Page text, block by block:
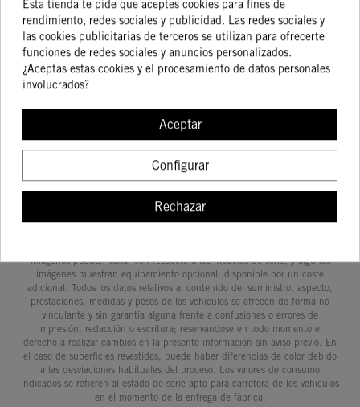
De
Embrague
Y Maneta
De Freno
78,65 €
66,85 €
De
Embrague
Y Maneta
De Freno
51,73 €
43,97 €
COMPRAR
De
Embrague
Y Maneta
De Freno
123,66 €
105,11 €
FRENO
25,71 €
21,86 €
imágenes pueden variar con respecto a los modelos de serie, y algunas
imágenes muestran equipamiento opcional, disponible por un coste
adicional. Todos los datos relativos al contenido del suministro, aspecto,
prestaciones, medidas y pesos de los vehículos se ofrecen de forma no
vinculante y sin garantía alguna frente a confusiones o errores de
impresión, redacción o escritura; reservándose en todo momento el
derecho a realizar cambios en la presente información sin aviso previo. En
el caso de superficies revestidas, puede haber diferencias de color debido
a las desviaciones habituales del proceso. Los valores de consumo
indicados se refieren al estado de serie apto para carretera de los vehículos
en el momento de la entrega de fábrica.
Esta tienda te pide que aceptes cookies para fines de
rendimiento, redes sociales y publicidad. Las redes sociales y
las cookies publicitarias de terceros se utilizan para ofrecerte
funciones de redes sociales y anuncios personalizados.
¿Aceptas estas cookies y el procesamiento de datos personales
involucrados?
Aceptar
Configurar
Rechazar